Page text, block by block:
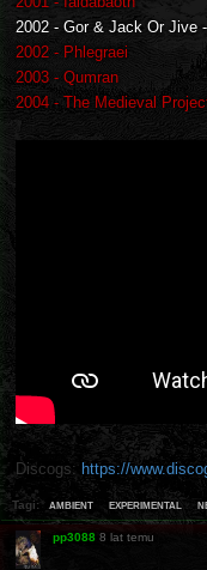
2002 - Gor & Jack Or Jive
2002 - Phlegraei
2003 - Qumran
2004 - The Medieval
Discogs: https://
Tagi: ambient experimental
pp3088 8 lat temu